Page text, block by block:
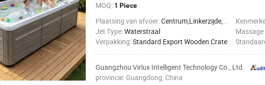
MOQ: 1 Piece
Plaatsing van afvoer:Centrum,Linkerzijde,Rechterkant
Jet Type:Waterstraal
Verpakking:Standard Export Wooden Crate
Guangzhou Virlux Intelligent Technology Co., Ltd.
provincie: Guangdong, China